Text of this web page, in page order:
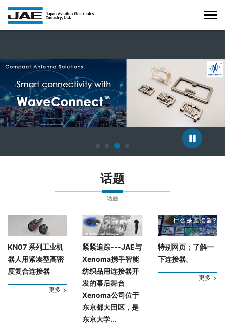
话题
话题
KN07 系列工业机
器人用紧凑型高密
度复合连接器
更多
紧紧追踪---JAE与
Xenoma携手智能
纺织品用连接器开
发的幕后舞台
Xenoma公司位于
东京都大田区，是
东京大学...
特别网页；了解一
下连接器。
更多